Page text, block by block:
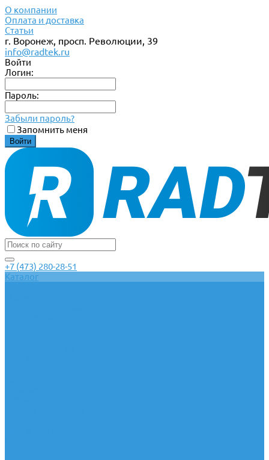
О компании
Оплата и доставка
Статьи
г. Воронеж, просп. Революции, 39
info@radtek.ru
Войти
Логин:
Пароль:
Забыли пароль?
Запомнить меня
+7 (473) 280-28-51
Каталог